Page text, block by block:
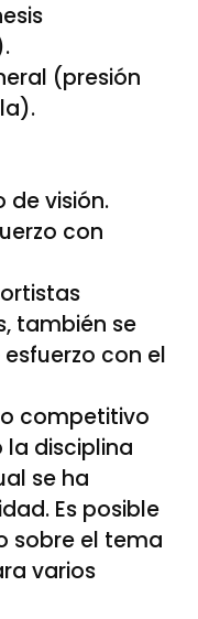
(presión
de visión.
con
también se
con el
competitivo
disciplina
se ha
Es posible
sobre el tema
varios